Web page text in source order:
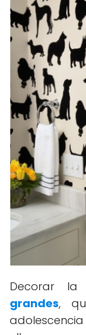
Decorar la
grandes,